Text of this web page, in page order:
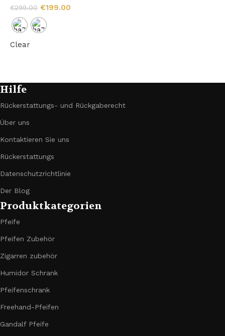
€299.00 €199.00
Clear
Hilfe
Rückerstattungs- und Rückgaberecht
Über uns
Kontaktieren Sie uns
Rückerstattungs
Datenschutzrichtlinie
Der Blog
Produktkategorien
Pfeife
Pfeifen Zubehör
Zigarren zubehör
Humidor Schrank
Pfeifenschrank
Freehand-Pfeifen
Gandalf Pfeife